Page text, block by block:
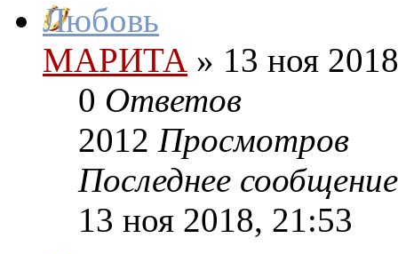
Любовь
МАРИТА » 13 ноя
0 Ответов
2012 Просмотров
Последнее сообщение
13 ноя 2018, 21:53